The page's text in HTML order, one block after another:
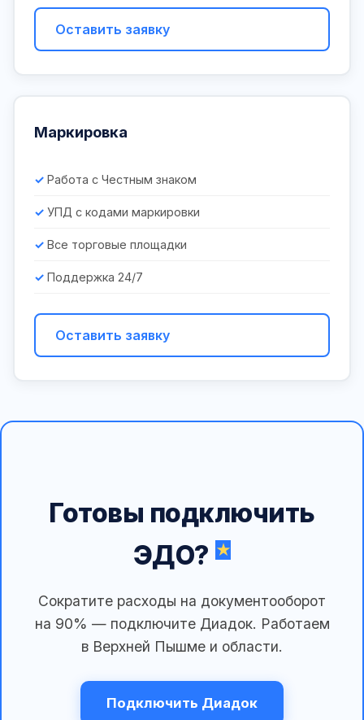
Оставить заявку
Маркировка
Работа с Честным знаком
УПД с кодами маркировки
Все торговые площадки
Поддержка 24/7
Оставить заявку
Готовы подключить
ЭДО?
Сократите расходы на документооборот
на 90% — подключите Диадок. Работаем
в Верхней Пышме и области.
Подключить Диадок